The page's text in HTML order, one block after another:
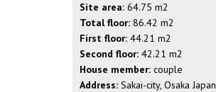
Site area: 64.75 m2
Total floor: 86.42 m2
First floor: 44.21 m2
Second floor: 42.21 m2
House member: couple
Address: Sakai-city, Osaka Japan